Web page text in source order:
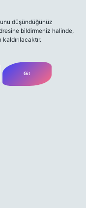
düşündüğünüz
bildirmeniz halinde,